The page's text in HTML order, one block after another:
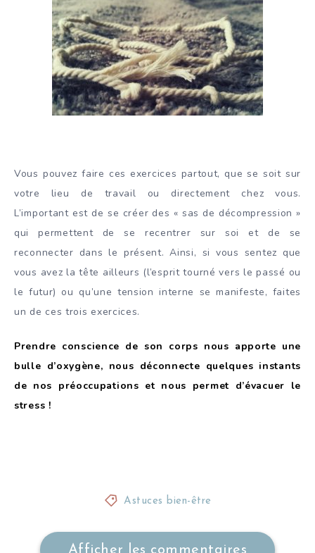
Vous pouvez faire ces exercices partout, que se soit sur
votre lieu de travail ou directement chez vous.
L’important est de se créer des « sas de décompression »
qui permettent de se recentrer sur soi et de se
reconnecter dans le présent. Ainsi, si vous sentez que
vous avez la tête ailleurs (l’esprit tourné vers le passé ou
le futur) ou qu’une tension interne se manifeste, faites
un de ces trois exercices.
Prendre conscience de son corps nous apporte une
bulle d’oxygène, nous déconnecte quelques instants
de nos préoccupations et nous permet d’évacuer le
stress !
Astuces bien-être
Afficher les commentaires